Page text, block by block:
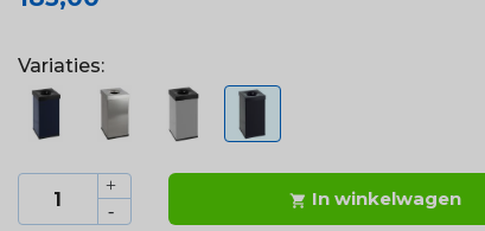
Variaties:
 In winkelwagen